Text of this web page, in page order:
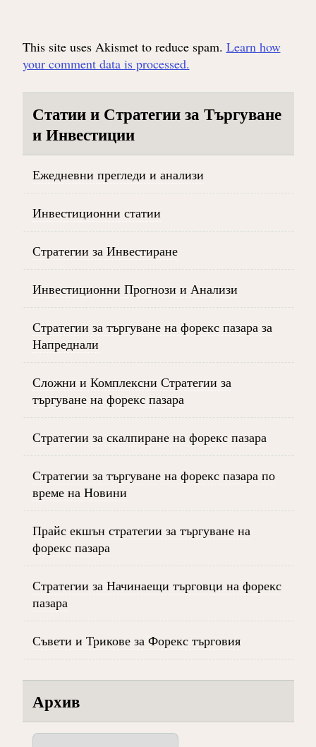
This site uses Akismet to reduce spam. Learn how
your comment data is processed.
Статии и Стратегии за Търгуване
и Инвестиции
Ежедневни прегледи и анализи
Инвестиционни статии
Стратегии за Инвестиране
Инвестиционни Прогнози и Анализи
Стратегии за търгуване на форекс пазара за
Напреднали
Сложни и Комплексни Стратегии за
търгуване на форекс пазара
Стратегии за скалпиране на форекс пазара
Стратегии за търгуване на форекс пазара по
време на Новини
Прайс екшън стратегии за търгуване на
форекс пазара
Стратегии за Начинаещи търговци на форекс
пазара
Съвети и Трикове за Форекс търговия
Архив
Архив